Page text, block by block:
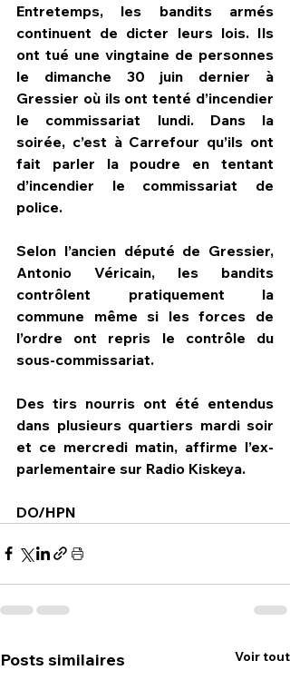
Entretemps, les bandits armés
continuent de dicter leurs lois. Ils
ont tué une vingtaine de personnes
le dimanche 30 juin dernier à
Gressier où ils ont tenté d’incendier
le commissariat lundi. Dans la
soirée, c’est à Carrefour qu’ils ont
fait parler la poudre en tentant
d’incendier le commissariat de
police.
Selon l’ancien député de Gressier,
Antonio Véricain, les bandits
contrôlent pratiquement la
commune même si les forces de
l’ordre ont repris le contrôle du
sous-commissariat.
Des tirs nourris ont été entendus
dans plusieurs quartiers mardi soir
et ce mercredi matin, affirme l’ex-
parlementaire sur Radio Kiskeya.
DO/HPN
Posts similaires Voir tout